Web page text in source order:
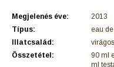
Megjelenés éve:
2013
Típus:
eau
Illatcsalád:
Összetétel:
90 ml
ml